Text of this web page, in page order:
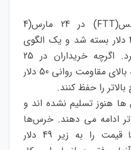
توکن صرافی اف تی ایکس(FTT) در 24 مارس(4
فروردین) شکست و بالای 49 دلار بسته شد و یک الگوی
مثلث صعودی را تکمیل کرد. اگرچه خریداران در 25
مارس(5 فروردین) قیمت را به بالای مقاومت روانی 50 دلار
را حفظ کنند.
هنوز تسلیم نشده اند و
ادامه می دهند. خرس‌ها
اکنون تلاش خواهند کرد تا قیمت را به زیر 49 دلار